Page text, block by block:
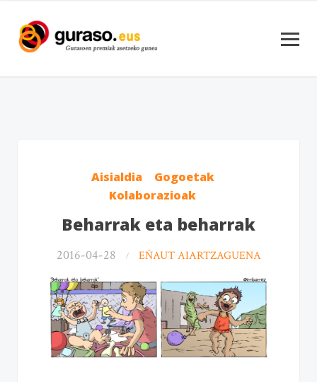
Aisialdia
Gogoetak
Kolaborazioak
Beharrak eta beharrak
2016-04-28 EÑAUT AIARTZAGUENA